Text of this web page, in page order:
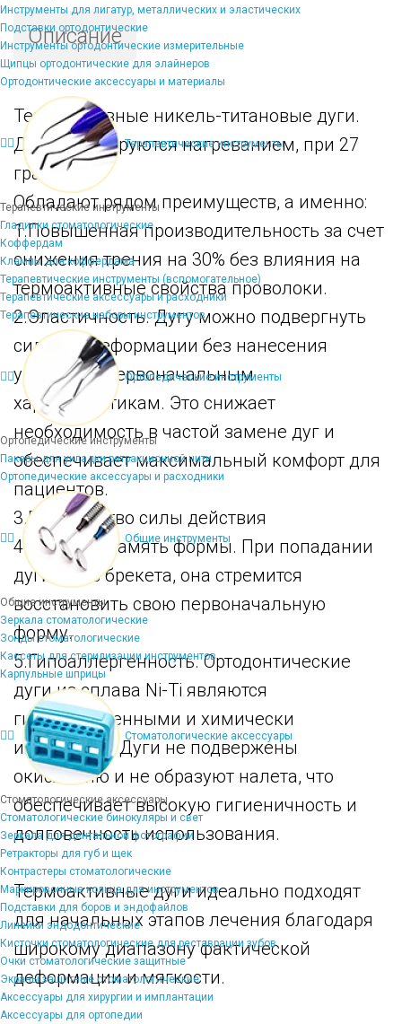
Инструменты для лигатур, металлических и эластических
Подставки ортодонтические
Инструменты ортодонтические измерительные
Щипцы ортодонтические для элайнеров
Ортодонтические аксессуары и материалы
Терапевтические инструменты
Терапевтические инструменты
Гладилки стоматологические
Коффердам
Клампы для коффердама
Терапевтические инструменты (вспомогательное)
Терапевтические аксессуары и расходники
Терапевтические наборы инструментов
Ортопедические инструменты
Ортопедические инструменты
Пакеры для укладки ретракционной нити
Ортопедические аксессуары и расходники
Общие инструменты
Общие инструменты
Зеркала стоматологические
Зонды стоматологические
Кассеты для стерилизации инструментов
Карпульные шприцы
Стоматологические аксессуары
Стоматологические аксессуары
Стоматологические бинокуляры и свет
Зеркала для дентальной фотографии
Ретракторы для губ и щек
Контрастеры стоматологические
Маркировочные кольца для инструментов
Подставки для боров и эндофайлов
Линейки эндодонтические
Кисточки стоматологические для реставрации зубов
Очки стоматологические защитные
Экраны защитные стоматологические
Аксессуары для хирургии и имплантации
Аксессуары для ортопедии
Описание
Термоактивные никель-титановые дуги.
Дуги активируются нагреванием, при 27
градусах.
Обладают рядом преимуществ, а именно:
1.Повышенная производительность за счет
снижения трения на 30% без влияния на
термоактивные свойства проволоки.
2.Эластичность. Дугу можно подвергнуть
сильной деформации без нанесения
ущерба ее первоначальным
характеристикам. Это снижает
необходимость в частой замене дуг и
обеспечивает максимальный комфорт для
пациентов.
3.Постоянство силы действия
4.Хорошая память формы. При попадании
дуги в паз брекета, она стремится
восстановить свою первоначальную
форму.
5.Гипоаллергенность. Ортодонтические
дуги из сплава Ni-Ti являются
гипоаллергенными и химически
инертными. Дуги не подвержены
окислению и не образуют налета, что
обеспечивает высокую гигиеничность и
долговечность использования.
Термоактивные дуги идеально подходят
для начальных этапов лечения благодаря
широкому диапазону фактической
деформации и мягкости.